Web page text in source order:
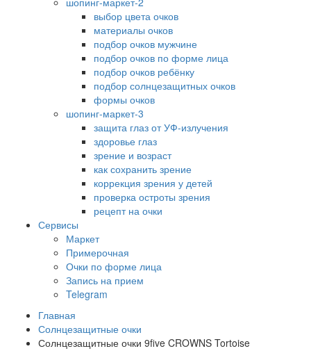
выбор цвета очков
материалы очков
подбор очков мужчине
подбор очков по форме лица
подбор очков ребёнку
подбор солнцезащитных очков
формы очков
шопинг-маркет-3
защита глаз от УФ-излучения
здоровье глаз
зрение и возраст
как сохранить зрение
коррекция зрения у детей
проверка остроты зрения
рецепт на очки
Сервисы
Маркет
Примерочная
Очки по форме лица
Запись на прием
Telegram
Главная
Солнцезащитные очки
Солнцезащитные очки 9five CROWNS Tortoise